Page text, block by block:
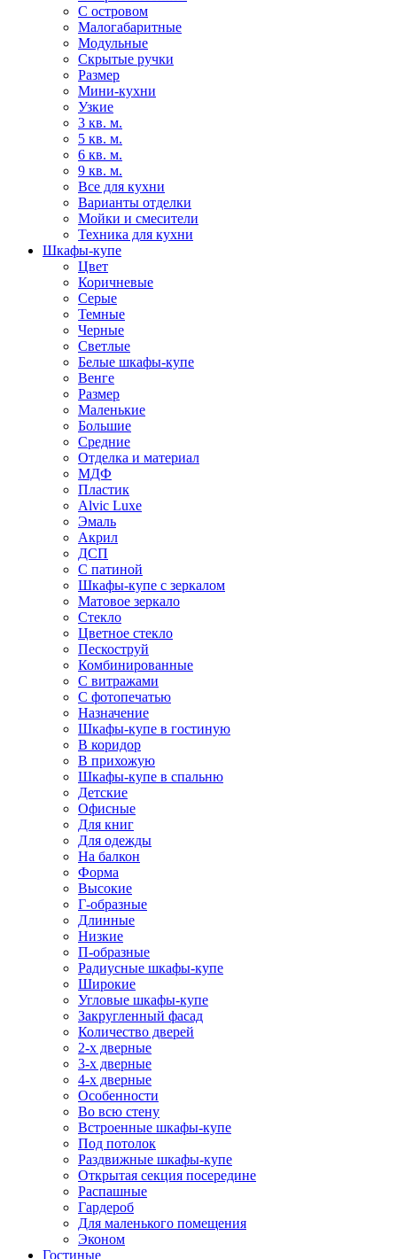
С островом
Малогабаритные
Модульные
Скрытые ручки
Размер
Мини-кухни
Узкие
3 кв. м.
5 кв. м.
6 кв. м.
9 кв. м.
Все для кухни
Варианты отделки
Мойки и смесители
Техника для кухни
Шкафы-купе
Цвет
Коричневые
Серые
Темные
Черные
Светлые
Белые шкафы-купе
Венге
Размер
Маленькие
Большие
Средние
Отделка и материал
МДФ
Пластик
Alvic Luxe
Эмаль
Акрил
ДСП
С патиной
Шкафы-купе с зеркалом
Матовое зеркало
Стекло
Цветное стекло
Пескоструй
Комбинированные
С витражами
С фотопечатью
Назначение
Шкафы-купе в гостиную
В коридор
В прихожую
Шкафы-купе в спальню
Детские
Офисные
Для книг
Для одежды
На балкон
Форма
Высокие
Г-образные
Длинные
Низкие
П-образные
Радиусные шкафы-купе
Широкие
Угловые шкафы-купе
Закругленный фасад
Количество дверей
2-х дверные
3-х дверные
4-х дверные
Особенности
Во всю стену
Встроенные шкафы-купе
Под потолок
Раздвижные шкафы-купе
Открытая секция посередине
Распашные
Гардероб
Для маленького помещения
Эконом
Гостиные